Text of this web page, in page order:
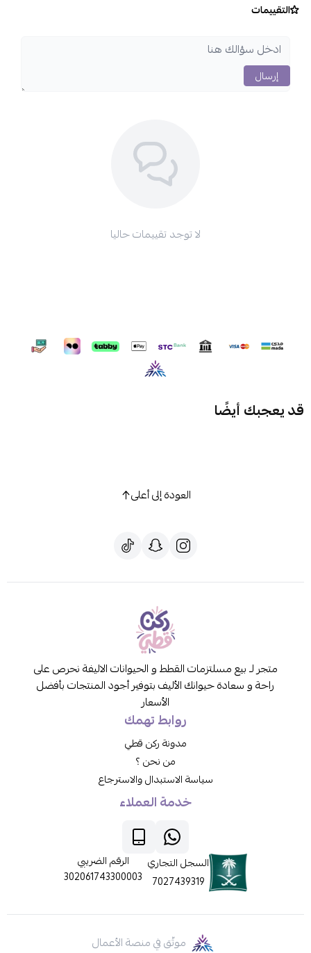
التقييمات
إرسال
لا توجد تقييمات حاليا
قد يعجبك أيضًا
العودة إلى أعلى
متجر لـ بيع مسلتزمات القطط و الحيوانات الاليفة نحرص على
راحة و سعادة حيوانك الأليف بتوفير أجود المنتجات بأفضل
الأسعار
روابط تهمك
مدونة ركن قطي
من نحن ؟
سياسة الاستبدال والاسترجاع
خدمة العملاء
السجل التجاري
7027439319
الرقم الضريبي
302061743300003
موثّق في منصة الأعمال